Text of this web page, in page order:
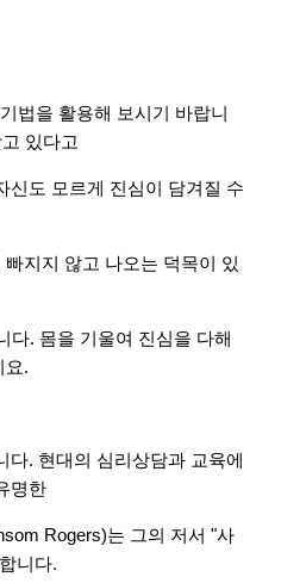
법을 활용해 보시기 바랍니
있다고
신도 모르게 진심이 담겨질 수
지지 않고 나오는 덕목이 있
다. 몸을 기울여 진심을 다해
요.
다. 현대의 심리상담과 교육에
명한
Rogers)는 그의 저서 "사
니다.